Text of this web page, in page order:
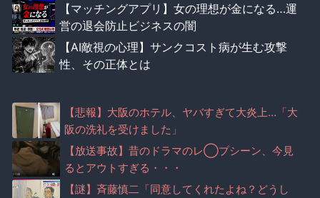
【マッチングアプリ】女の理想が金になる…運
営の退会防止ビジネスの闇
【AI敵視の心理】サンクコスト病が生む攻撃
性、その正体とは
【悲報】大阪のホテル、ヤバすぎて大炎上…「大
阪の洗礼を受けました」
【放送事故】昔のドラマのレ◯プシーン、今見
るとアウトすぎる・・・
【謎】斉藤慎二「同意してくれたよね？どうし